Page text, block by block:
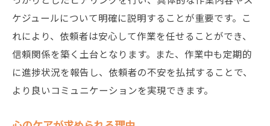
ケジュールについて明確に説明することが重要です。こ
れにより、依頼者は安心して作業を任せることができ、
信頼関係を築く土台となります。また、作業中も定期的
に進捗状況を報告し、依頼者の不安を払拭することで、
より良いコミュニケーションを実現できます。